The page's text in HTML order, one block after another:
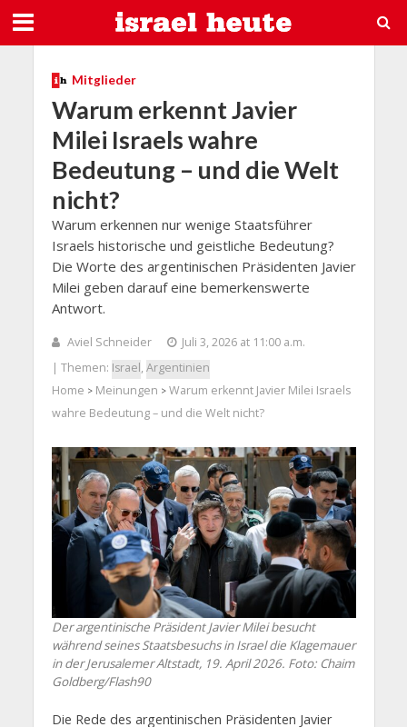
Mitglieder
Warum erkennt Javier
Milei Israels wahre
Bedeutung – und die Welt
nicht?
Warum erkennen nur wenige Staatsführer
Israels historische und geistliche Bedeutung?
Die Worte des argentinischen Präsidenten Javier
Milei geben darauf eine bemerkenswerte
Antwort.
Aviel Schneider
Juli 3, 2026 at 11:00 a.m.
| Themen: Israel, Argentinien
Home > Meinungen > Warum erkennt Javier Milei Israels
wahre Bedeutung – und die Welt nicht?
Der argentinische Präsident Javier Milei besucht
während seines Staatsbesuchs in Israel die Klagemauer
in der Jerusalemer Altstadt, 19. April 2026. Foto: Chaim
Goldberg/Flash90
Die Rede des argentinischen Präsidenten Javier